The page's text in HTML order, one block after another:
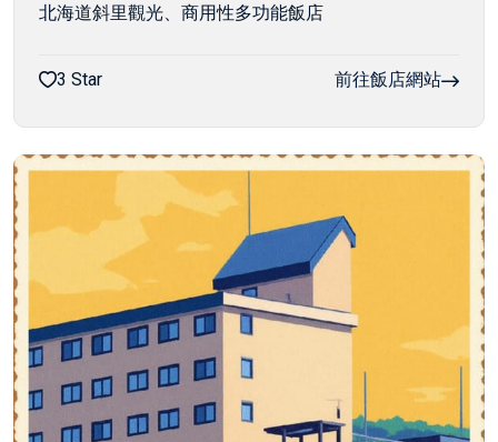
北海道斜里觀光、商用性多功能飯店
3 Star 前往飯店網站